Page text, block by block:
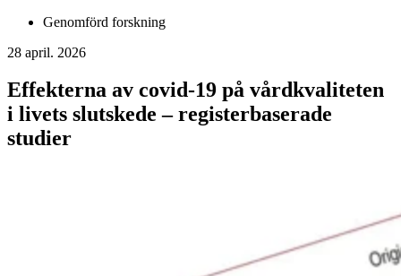
Genomförd forskning
28 april. 2026
Effekterna av covid-19 på vårdkvaliteten
i livets slutskede – registerbaserade
studier